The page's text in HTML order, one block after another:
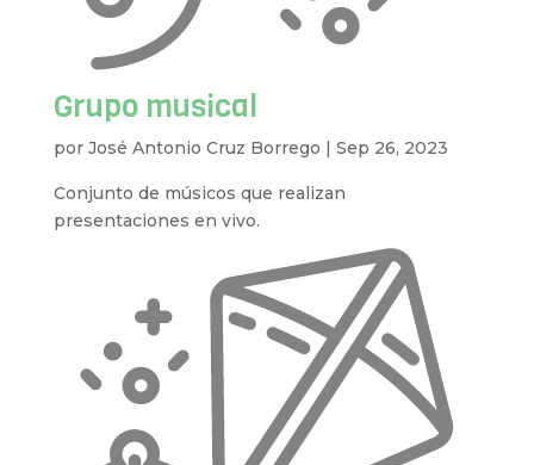
Grupo musical
por José Antonio Cruz Borrego | Sep 26, 2023
Conjunto de músicos que realizan
presentaciones en vivo.